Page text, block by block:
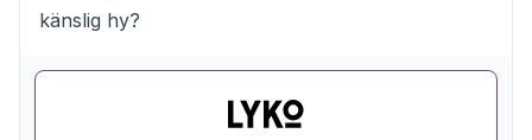
känslig hy?